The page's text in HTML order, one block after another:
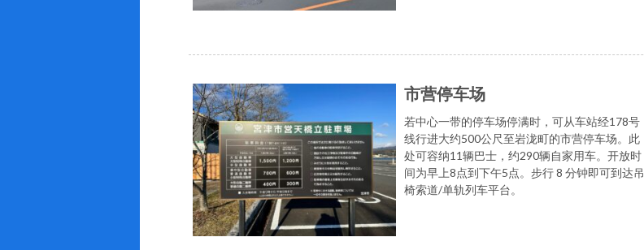
市营停车场
若中心一带的停车场停满时，可从车站经178号
线行进大约500公尺至岩泷町的市营停车场。此
处可容纳11辆巴士，约290辆自家用车。开放时
间为早上8点到下午5点。步行 8 分钟即可到达吊
椅索道/单轨列车平台。